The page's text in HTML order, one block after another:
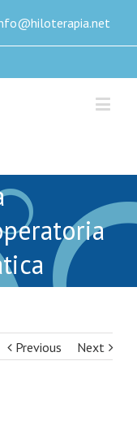
Previous Next